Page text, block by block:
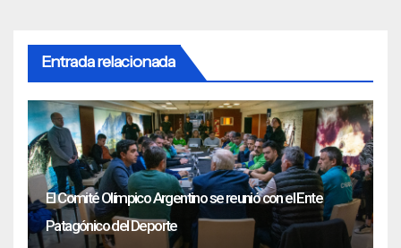
Entrada relacionada
El Comité Olímpico Argentino se reunió con el Ente
Patagónico del Deporte